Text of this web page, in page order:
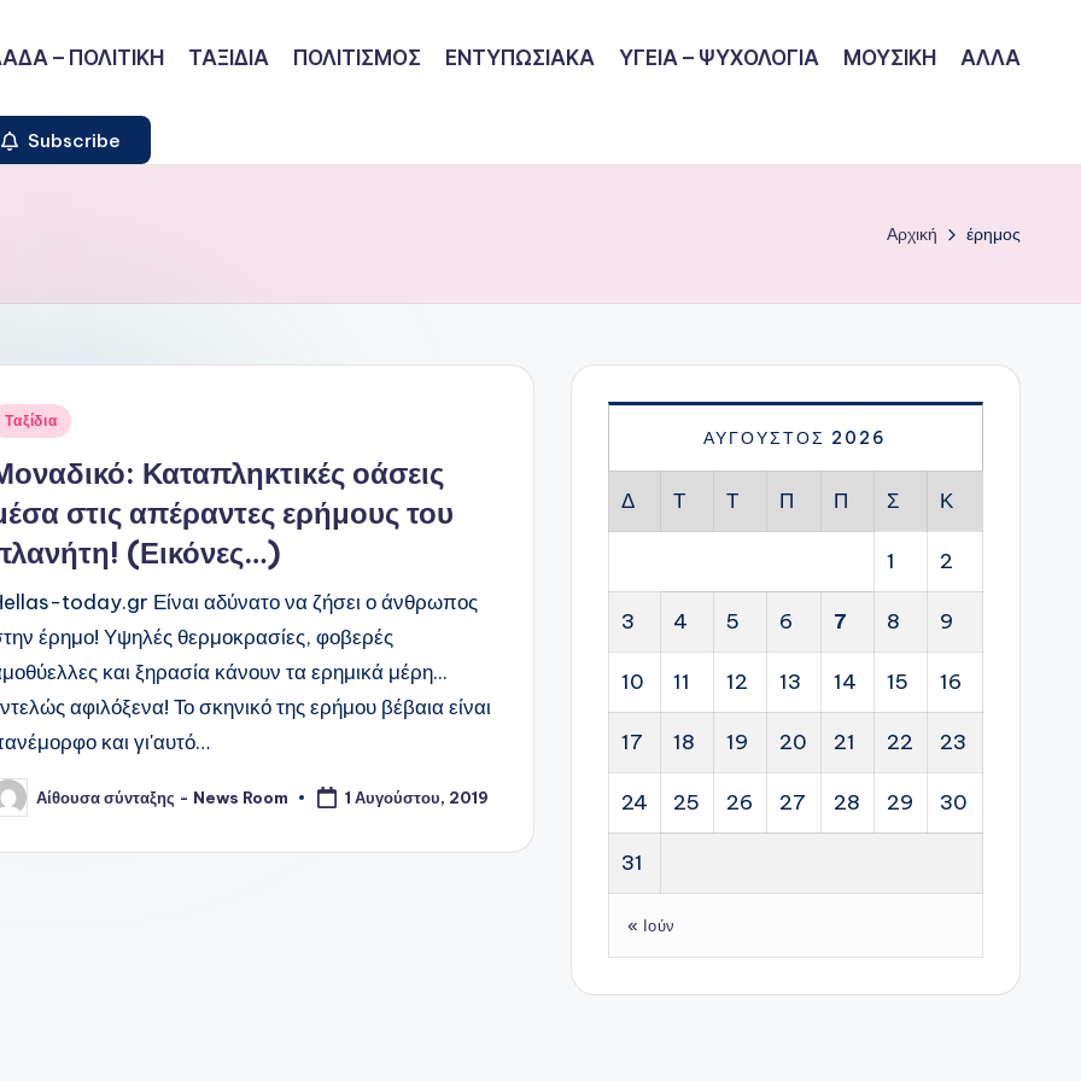
– ΠΟΛΙΤΙΚΗ ΤΑΞΙΔΙΑ ΠΟΛΙΤΙΣΜΟΣ ΕΝΤΥΠΩΣΙΑΚΑ ΥΓΕΙΑ – ΨΥΧΟΛΟΓΙΑ ΜΟΥΣΙΚΗ ΑΛΛΑ
Subscribe
Αρχική έρημος
Ταξίδια
Καταπληκτικές οάσεις
στις απέραντες ερήμους του
(Εικόνες…)
today.gr Είναι αδύνατο να ζήσει ο άνθρωπος
έρημο! Υψηλές θερμοκρασίες, φοβερές
και ξηρασία κάνουν τα ερημικά μέρη...
αφιλόξενα! Το σκηνικό της ερήμου βέβαια είναι
και γι'αυτό…
Αίθουσα σύνταξης - News Room 1 Αυγούστου, 2019
ΑΎΓΟΥΣΤΟΣ 2026
Δ Τ Τ Π Π Σ Κ
1 2
3 4 5 6 7 8 9
10 11 12 13 14 15 16
17 18 19 20 21 22 23
24 25 26 27 28 29 30
31
« Ιούν